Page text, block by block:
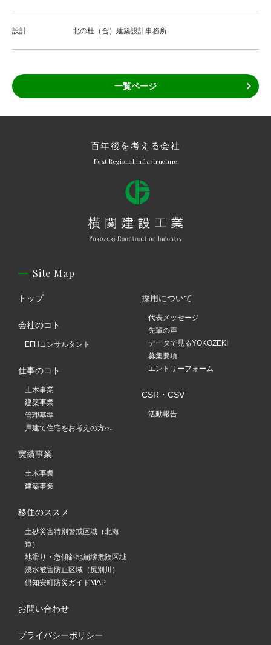
設計 北の杜（合）建築設計事務所
一覧ページ
百年後を考える会社
Next Regional infrastructure
Site Map
トップ
会社のコト
EFHコンサルタント
仕事のコト
土木事業
建築事業
管理基準
戸建て住宅をお考えの方へ
実績事業
土木事業
建築事業
採用について
代表メッセージ
先輩の声
データで見るYOKOZEKI
募集要項
エントリーフォーム
CSR・CSV
活動報告
移住のススメ
土砂災害特別警戒区域（北海
道）
地滑り・急傾斜地崩壊危険区域
浸水被害防止区域（尻別川）
倶知安町防災ガイドMAP
お問い合わせ
プライバシーポリシー